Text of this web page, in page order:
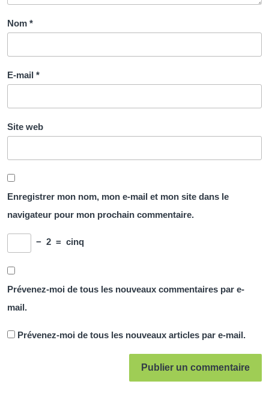
Nom *
E-mail *
Site web
Enregistrer mon nom, mon e-mail et mon site dans le
navigateur pour mon prochain commentaire.
− 2 = cinq
Prévenez-moi de tous les nouveaux commentaires par e-
mail.
Prévenez-moi de tous les nouveaux articles par e-mail.